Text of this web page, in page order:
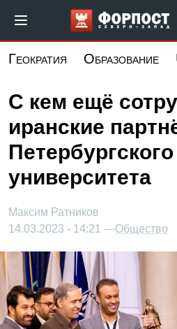
основному
Геократия Образование
С кем ещё
иранские
университета
Максим Ратников
14.03.2023 - 14:21 —Общество